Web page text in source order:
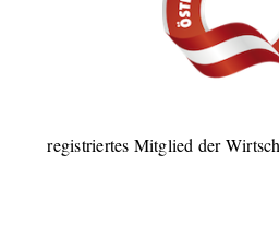
registriertes Mitglied der